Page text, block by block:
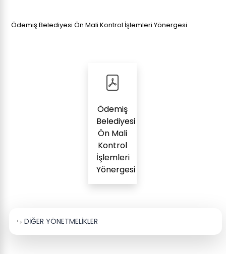
Ödemiş Belediyesi Ön Mali Kontrol İşlemleri Yönergesi
Ödemiş
Belediyesi
Ön Mali
Kontrol
İşlemleri
Yönergesi
DİĞER YÖNETMELİKLER